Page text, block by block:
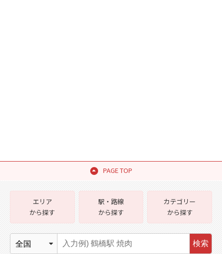
PAGE TOP
エリア
から探す
駅・路線
から探す
カテゴリー
から探す
検索